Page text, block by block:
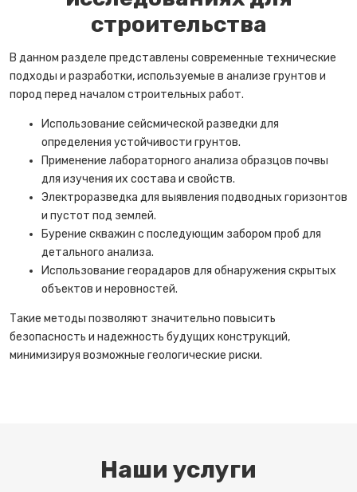
строительства
В данном разделе представлены современные технические
подходы и разработки, используемые в анализе грунтов и
пород перед началом строительных работ.
Использование сейсмической разведки для
определения устойчивости грунтов.
Применение лабораторного анализа образцов почвы
для изучения их состава и свойств.
Электроразведка для выявления подводных горизонтов
и пустот под землей.
Бурение скважин с последующим забором проб для
детального анализа.
Использование георадаров для обнаружения скрытых
объектов и неровностей.
Такие методы позволяют значительно повысить
безопасность и надежность будущих конструкций,
минимизируя возможные геологические риски.
Наши услуги